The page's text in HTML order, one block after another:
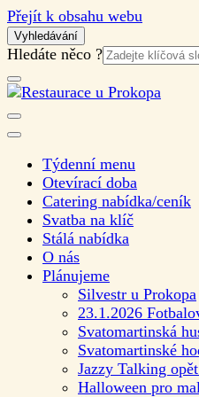
Přejít k obsahu webu
Vyhledávání
Vyhledat:
Hledáte něco ?
Restaurace u
Týdenní menu
Otevírací doba
Catering nabídka/ceník
Svatba na klíč
Stálá nabídka
O nás
Plánujeme
Silvestr u Prokopa
23.1.2026
Svatomartinská
Svatomartinské
Jazzy Talking
Halloween pro